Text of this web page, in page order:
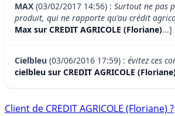
MAX (03/02/2017 14:56) : Surtout ne pas
produit, qui ne rapporte qu'au crédit
Max sur CREDIT AGRICOLE (Floriane)...]
Cielbleu (03/06/2016 17:59) : évitez ces
cielbleu sur CREDIT AGRICOLE
Client de CREDIT AGRICOLE (Floriane) ?